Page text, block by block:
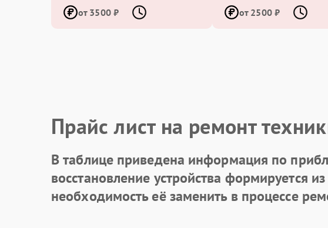
от 3500 ₽ от 2500 ₽
Прайс лист на ремонт
В таблице приведена информация по
восстановление устройства формируется
необходимость её заменить в процессе